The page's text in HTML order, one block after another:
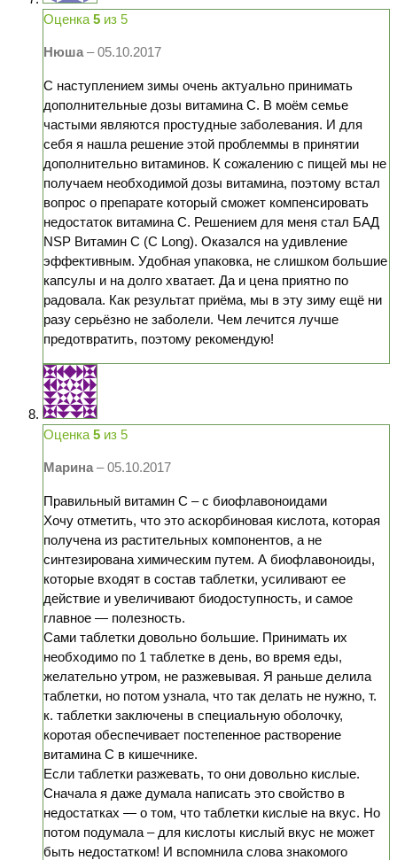
Оценка 5 из 5
Нюша – 05.10.2017
С наступлением зимы очень актуально принимать
дополнительные дозы витамина С. В моём семье
частыми являются простудные заболевания. И для
себя я нашла решение этой проблеммы в принятии
дополнительно витаминов. К сожалению с пищей мы не
получаем необходимой дозы витамина, поэтому встал
вопрос о препарате который сможет компенсировать
недостаток витамина С. Решением для меня стал БАД
NSP Витамин C (C Long). Оказался на удивление
эффективным. Удобная упаковка, не слишком большие
капсулы и на долго хватает. Да и цена приятно по
радовала. Как результат приёма, мы в эту зиму ещё ни
разу серьёзно не заболели. Чем лечится лучше
предотвратить, поэтому рекомендую!
Оценка 5 из 5
Марина – 05.10.2017
Правильный витамин С – с биофлавоноидами
Хочу отметить, что это аскорбиновая кислота, которая
получена из растительных компонентов, а не
синтезирована химическим путем. А биофлавоноиды,
которые входят в состав таблетки, усиливают ее
действие и увеличивают биодоступность, и самое
главное — полезность.
Сами таблетки довольно большие. Принимать их
необходимо по 1 таблетке в день, во время еды,
желательно утром, не разжевывая. Я раньше делила
таблетки, но потом узнала, что так делать не нужно, т.
к. таблетки заключены в специальную оболочку,
коротая обеспечивает постепенное растворение
витамина С в кишечнике.
Если таблетки разжевать, то они довольно кислые.
Сначала я даже думала написать это свойство в
недостатках — о том, что таблетки кислые на вкус. Но
потом подумала – для кислоты кислый вкус не может
быть недостатком! И вспомнила слова знакомого